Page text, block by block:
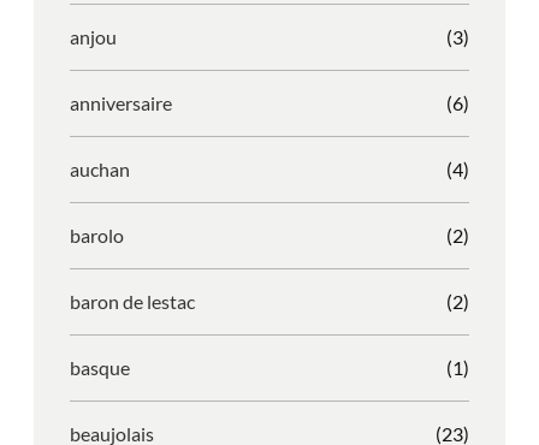
anjou (3)
anniversaire (6)
auchan (4)
barolo (2)
baron de lestac (2)
basque (1)
beaujolais (23)